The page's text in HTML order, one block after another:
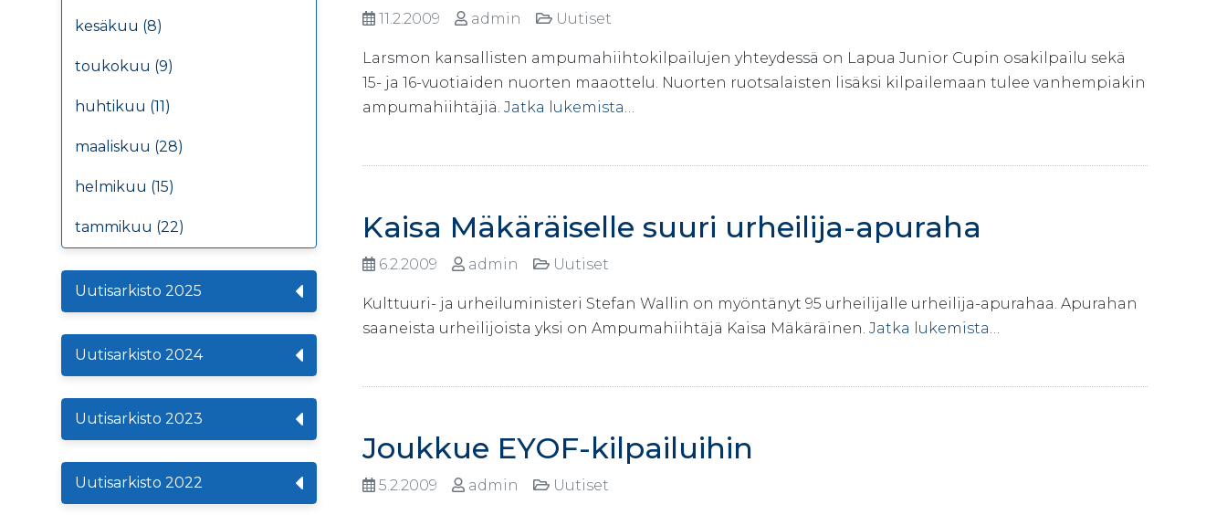
kesäkuu (8)
toukokuu (9)
huhtikuu (11)
maaliskuu (28)
helmikuu (15)
tammikuu (22)
Uutisarkisto 2025
Uutisarkisto 2024
Uutisarkisto 2023
Uutisarkisto 2022
11.2.2009 admin Uutiset
Larsmon kansallisten ampumahiihtokilpailujen yhteydessä on Lapua Junior Cupin osakilpailu sekä
15- ja 16-vuotiaiden nuorten maaottelu. Nuorten ruotsalaisten lisäksi kilpailemaan tulee vanhempiakin
ampumahiihtäjiä. Jatka lukemista…
Kaisa Mäkäräiselle suuri urheilija-apuraha
6.2.2009 admin Uutiset
Kulttuuri- ja urheiluministeri Stefan Wallin on myöntänyt 95 urheilijalle urheilija-apurahaa. Apurahan
saaneista urheilijoista yksi on Ampumahiihtäjä Kaisa Mäkäräinen. Jatka lukemista…
Joukkue EYOF-kilpailuihin
5.2.2009 admin Uutiset